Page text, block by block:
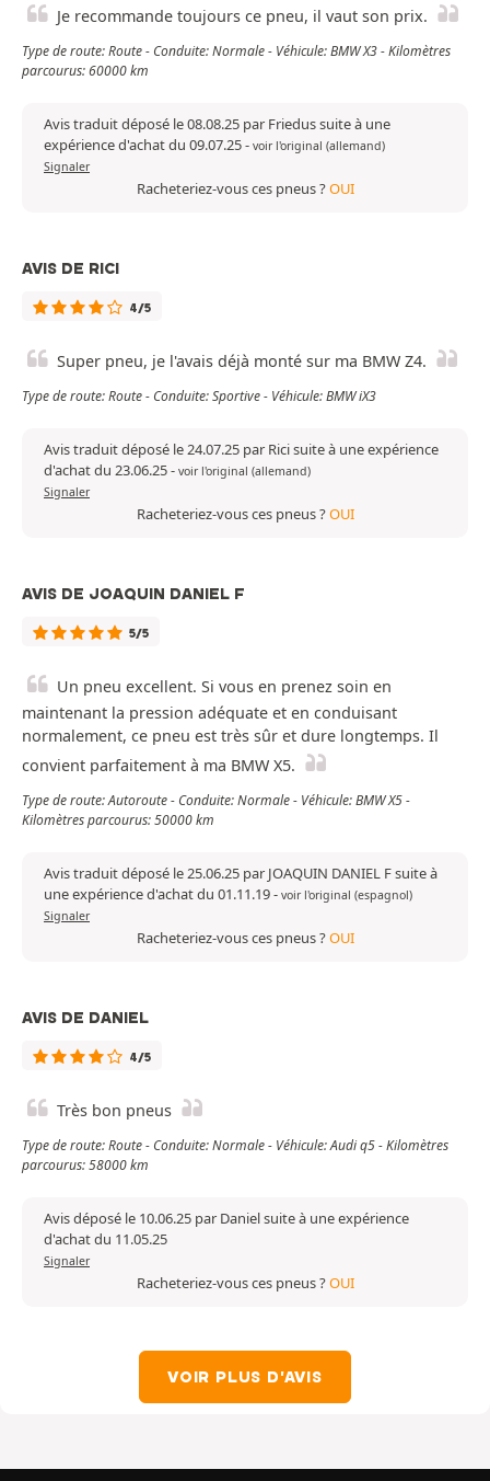
Je recommande toujours ce pneu, il vaut son prix.
Type de route: Route - Conduite: Normale - Véhicule: BMW X3 - Kilomètres
parcourus: 60000 km
Avis traduit déposé le 08.08.25 par Friedus suite à une
expérience d'achat du 09.07.25- voir l'original (allemand)
Signaler
Racheteriez-vous ces pneus ?OUI
AVIS DE RICI
4/5
Super pneu, je l'avais déjà monté sur ma BMW Z4.
Type de route: Route - Conduite: Sportive - Véhicule: BMW iX3
Avis traduit déposé le 24.07.25 par Rici suite à une expérience
d'achat du 23.06.25- voir l'original (allemand)
Signaler
Racheteriez-vous ces pneus ?OUI
AVIS DE JOAQUIN DANIEL F
5/5
Un pneu excellent. Si vous en prenez soin en
maintenant la pression adéquate et en conduisant
normalement, ce pneu est très sûr et dure longtemps. Il
convient parfaitement à ma BMW X5.
Type de route: Autoroute - Conduite: Normale - Véhicule: BMW X5 -
Kilomètres parcourus: 50000 km
Avis traduit déposé le 25.06.25 par JOAQUIN DANIEL F suite à
une expérience d'achat du 01.11.19- voir l'original (espagnol)
Signaler
Racheteriez-vous ces pneus ?OUI
AVIS DE DANIEL
4/5
Très bon pneus
Type de route: Route - Conduite: Normale - Véhicule: Audi q5 - Kilomètres
parcourus: 58000 km
Avis déposé le 10.06.25 par Daniel suite à une expérience
d'achat du 11.05.25
Signaler
Racheteriez-vous ces pneus ?OUI
VOIR PLUS D'AVIS